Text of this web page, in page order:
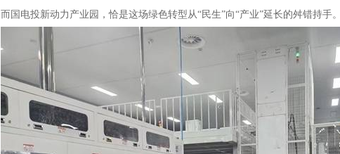
而国电投新动力产业园，恰是这场绿色转型从“民生”向“产业”延长的舛错持手。